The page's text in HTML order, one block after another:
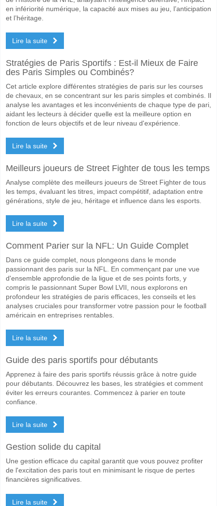
Les deux équipes marqueront-elles dans le match
Oui pour Les Deux Équipes Marquent, avec un pourcentage de 63%.
Quel sera le résultat correct attendu entre Dynamo v
Sur le côté risqué, vous pouvez essayer le Résultat Correct de 1-3
en infériorité numérique, la capacité aux mises au jeu, l’anticipation
et l’héritage.
Lire la suite
Stratégies de Paris Sportifs : Est-il Mieux de Faire
des Paris Simples ou Combinés?
Cet article explore différentes stratégies de paris sur les courses
de chevaux, en se concentrant sur les paris simples et combinés. Il
analyse les avantages et les inconvénients de chaque type de pari,
aidant les lecteurs à décider quelle est la meilleure option en
fonction de leurs objectifs et de leur niveau d'expérience.
Lire la suite
Meilleurs joueurs de Street Fighter de tous les temps
Analyse complète des meilleurs joueurs de Street Fighter de tous
les temps, évaluant les titres, impact compétitif, adaptation entre
générations, style de jeu, héritage et influence dans les esports.
Lire la suite
Comment Parier sur la NFL: Un Guide Complet
Dans ce guide complet, nous plongeons dans le monde
passionnant des paris sur la NFL. En commençant par une vue
d'ensemble approfondie de la ligue et de ses points forts, y
compris le passionnant Super Bowl LVII, nous explorons en
profondeur les stratégies de paris efficaces, les conseils et les
analyses cruciales pour transformer votre passion pour le football
américain en entreprises rentables.
Lire la suite
Guide des paris sportifs pour débutants
Apprenez à faire des paris sportifs réussis grâce à notre guide
pour débutants. Découvrez les bases, les stratégies et comment
éviter les erreurs courantes. Commencez à parier en toute
confiance.
Lire la suite
Gestion solide du capital
Une gestion efficace du capital garantit que vous pouvez profiter
de l'excitation des paris tout en minimisant le risque de pertes
financières significatives.
Lire la suite